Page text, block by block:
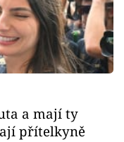
a mají ty
přítelkyně